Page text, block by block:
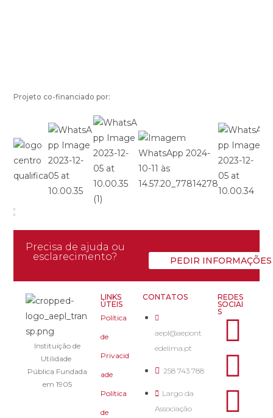
Projeto co-financiado por:
Precisa de ajuda ou
esclarecimento?
PEDIR INFORMAÇÕES
Instituição de
Utilidade
Pública Fundada
em 1905
LINKS
ÚTEIS
Política
de
Privacid
ade
Política
de
CONTATOS
aepl@aepont
edelima.pt
258 743 788
Largo da
Associação
REDES
SOCIAI
S